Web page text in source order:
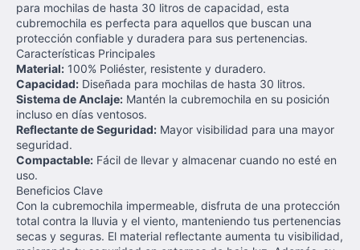
para mochilas de hasta 30 litros de capacidad, esta
cubremochila es perfecta para aquellos que buscan una
protección confiable y duradera para sus pertenencias.
Características Principales
Material: 100% Poliéster, resistente y duradero.
Capacidad: Diseñada para mochilas de hasta 30 litros.
Sistema de Anclaje: Mantén la cubremochila en su posición
incluso en días ventosos.
Reflectante de Seguridad: Mayor visibilidad para una mayor
seguridad.
Compactable: Fácil de llevar y almacenar cuando no esté en
uso.
Beneficios Clave
Con la cubremochila impermeable, disfruta de una protección
total contra la lluvia y el viento, manteniendo tus pertenencias
secas y seguras. El material reflectante aumenta tu visibilidad,